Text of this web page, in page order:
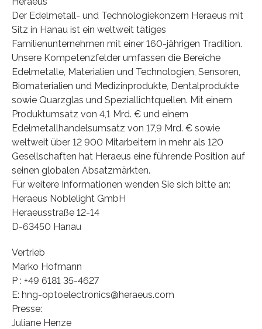
Der Edelmetall- und Technologiekonzern Heraeus mit
Sitz in Hanau ist ein weltweit tätiges
Familienunternehmen mit einer 160-jährigen Tradition.
Unsere Kompetenzfelder umfassen die Bereiche
Edelmetalle, Materialien und Technologien, Sensoren,
Biomaterialien und Medizinprodukte, Dentalprodukte
sowie Quarzglas und Speziallichtquellen. Mit einem
Produktumsatz von 4,1 Mrd. € und einem
Edelmetallhandelsumsatz von 17,9 Mrd. € sowie
weltweit über 12 900 Mitarbeitern in mehr als 120
Gesellschaften hat Heraeus eine führende Position auf
seinen globalen Absatzmärkten.
Für weitere Informationen wenden Sie sich bitte an:
Heraeus Noblelight GmbH
Heraeusstraße 12-14
D-63450 Hanau
Vertrieb
Marko Hofmann
P : +49 6181 35-4627
E: hng-optoelectronics@heraeus.com
Presse:
Juliane Henze